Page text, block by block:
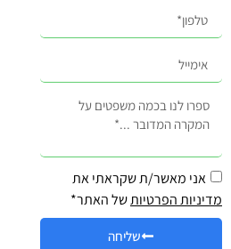
אני מאשר/ת שקראתי את
מדיניות הפרטיותשל האתר*
שליחה